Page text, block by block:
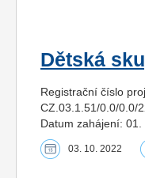
Dětská
Registrační číslo
CZ.03.1.51/0.0/0.0/
Datum zahájení: 01.
03. 10. 2022